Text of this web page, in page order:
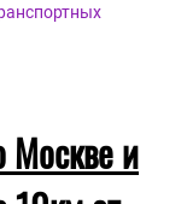
Москве и